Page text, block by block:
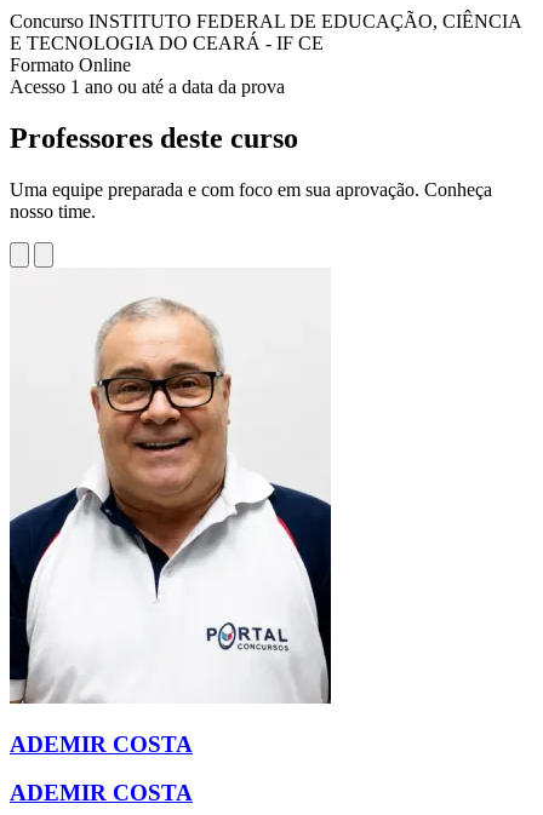
Concurso INSTITUTO FEDERAL DE EDUCAÇÃO, CIÊNCIA
E TECNOLOGIA DO CEARÁ - IF CE
Formato Online
Acesso 1 ano ou até a data da prova
Professores deste curso
Uma equipe preparada e com foco em sua aprovação. Conheça
nosso time.
ADEMIR COSTA
ADEMIR COSTA